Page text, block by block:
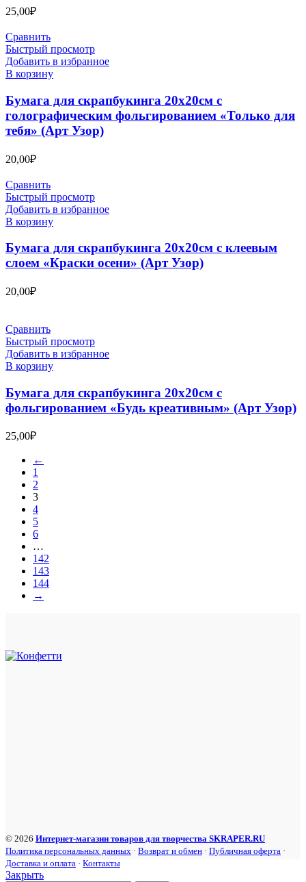
25,00₽
Сравнить
Быстрый просмотр
Добавить в избранное
В корзину
Бумага для скрапбукинга 20х20см с
голографическим фольгированием «Только для
тебя» (Арт Узор)
20,00₽
Сравнить
Быстрый просмотр
Добавить в избранное
В корзину
Бумага для скрапбукинга 20х20см с клеевым
слоем «Краски осени» (Арт Узор)
20,00₽
Сравнить
Быстрый просмотр
Добавить в избранное
В корзину
Бумага для скрапбукинга 20х20см с
фольгированием «Будь креативным» (Арт Узор)
25,00₽
←
1
2
3
4
5
6
…
142
143
144
→
© 2026 Интернет-магазин товаров для творчества SKRAPER.RU
Политика персональных данных · Возврат и обмен · Публичная оферта ·
Доставка и оплата · Контакты
Закрыть